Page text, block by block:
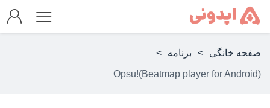
صفحه خانگی > برنامه >
Opsu!(Beatmap player for Android)